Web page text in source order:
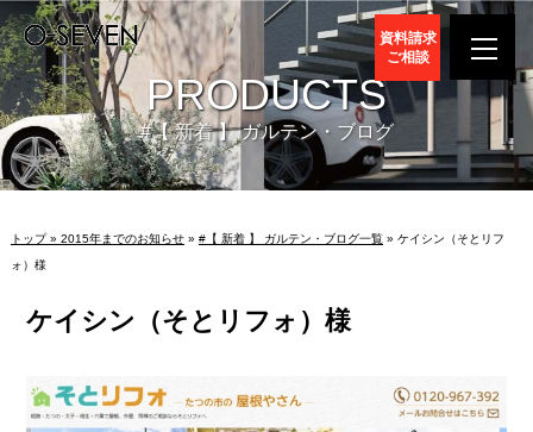
資料請求
ご相談
PRODUCTS
#【 新着 】 ガルテン・ブログ
トップ » 2015年までのお知らせ» #【 新着 】 ガルテン・ブログ一覧» ケイシン（そとリフ
ォ）様
ケイシン（そとリフォ）様